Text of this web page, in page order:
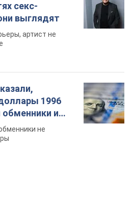
секс-
выглядят
артист не
1996
и
не